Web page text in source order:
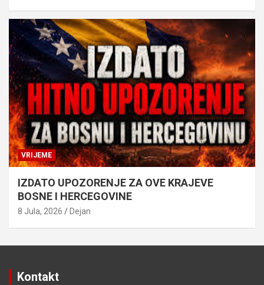
VRIJEME
IZDATO UPOZORENJE ZA OVE KRAJEVE
BOSNE I HERCEGOVINE
8 Jula, 2026 Dejan
Kontakt